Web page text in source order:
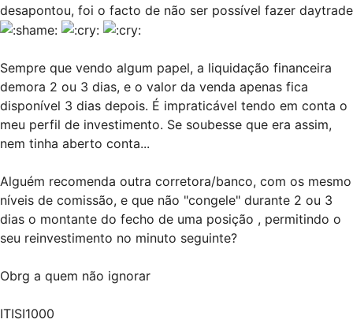
desapontou, foi o facto de não ser possível fazer daytrade
Sempre que vendo algum papel, a liquidação financeira
demora 2 ou 3 dias, e o valor da venda apenas fica
disponível 3 dias depois. É impraticável tendo em conta o
meu perfil de investimento. Se soubesse que era assim,
nem tinha aberto conta...
Alguém recomenda outra corretora/banco, com os mesmo
níveis de comissão, e que não "congele" durante 2 ou 3
dias o montante do fecho de uma posição , permitindo o
seu reinvestimento no minuto seguinte?
Obrg a quem não ignorar
ITISI1000